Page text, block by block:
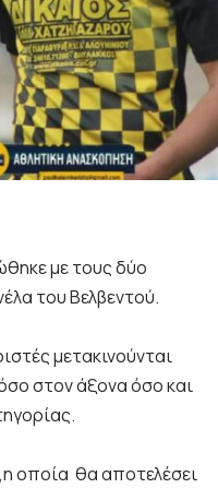
με τους δύο
του Βελβεντού.
μετακινούνται
στον άξονα όσο και
οποία θα αποτελέσει